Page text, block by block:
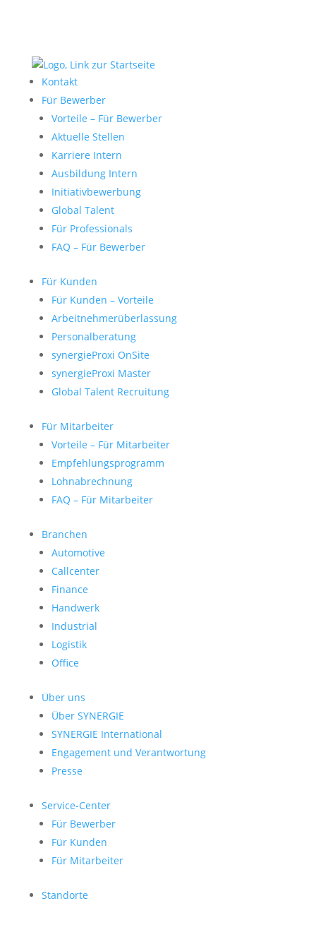
Kontakt
Für Bewerber
Vorteile – Für Bewerber
Aktuelle Stellen
Karriere Intern
Ausbildung Intern
Initiativbewerbung
Global Talent
Für Professionals
FAQ – Für Bewerber
Für Kunden
Für Kunden – Vorteile
Arbeitnehmerüberlassung
Personalberatung
synergieProxi OnSite
synergieProxi Master
Global Talent Recruitung
Für Mitarbeiter
Vorteile – Für Mitarbeiter
Empfehlungsprogramm
Lohnabrechnung
FAQ – Für Mitarbeiter
Branchen
Automotive
Callcenter
Finance
Handwerk
Industrial
Logistik
Office
Über uns
Über SYNERGIE
SYNERGIE International
Engage­ment und Verantwor­tung
Presse
Service-Center
Für Bewerber
Für Kunden
Für Mitarbeiter
Standorte